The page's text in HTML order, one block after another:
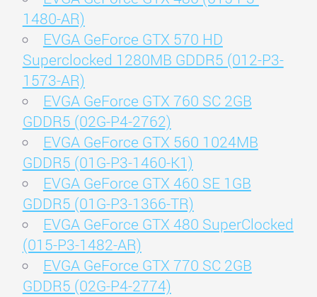
1480-AR)
EVGA GeForce GTX 570 HD
Superclocked 1280MB GDDR5 (012-P3-
1573-AR)
EVGA GeForce GTX 760 SC 2GB
GDDR5 (02G-P4-2762)
EVGA GeForce GTX 560 1024MB
GDDR5 (01G-P3-1460-K1)
EVGA GeForce GTX 460 SE 1GB
GDDR5 (01G-P3-1366-TR)
EVGA GeForce GTX 480 SuperClocked
(015-P3-1482-AR)
EVGA GeForce GTX 770 SC 2GB
GDDR5 (02G-P4-2774)